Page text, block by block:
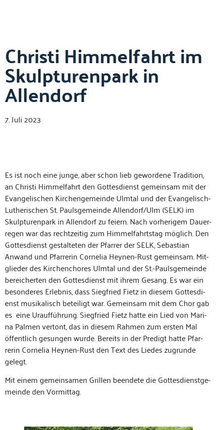
Christi Himmelfahrt im
Skulpturenpark in
Allendorf
7. Juli 2023
Es ist noch eine junge, aber schon lieb gewor­dene Tra­di­tion,
an Christi Him­melfahrt den Gottes­di­enst gemein­sam mit der
Evan­ge­lis­chen Kirchenge­meinde Ulm­tal und der Evan­ge­lisch-
Lutherischen St. Pauls­ge­meinde Allendorf/Ulm (SELK) im
Skulp­turen­park in Allen­dorf zu feiern. Nach vorherigem Dauer­
re­gen war das rechtzeit­ig zum Him­melfahrt­stag möglich. Den
Gottes­di­enst gestal­teten der Pfar­rer der SELK, Sebas­t­ian
Anwand und Pfar­rerin Cor­nelia Hey­nen-Rust gemein­sam. Mit­
glieder des Kirchen­chores Ulm­tal und der St.-Paulsgemeinde
bere­icherten den Gottes­di­enst mit ihrem Gesang. Es war ein
beson­deres Erleb­nis, dass Siegfried Fietz in diesem Gottes­di­
enst musikalisch beteiligt war. Gemein­sam mit dem Chor gab
es eine Urauf­führung. Siegfried Fietz hat­te ein Lied von Mari­
na Pal­men ver­tont, das in diesem Rah­men zum ersten Mal
öffentlich gesun­gen wurde. Bere­its in der Predigt hat­te Pfar­
rerin Cor­nelia Hey­nen-Rust den Text des Liedes zugrunde
gelegt.
Mit einem gemein­samen Grillen been­dete die Gottes­di­en­st­ge­
meinde den Vormittag.